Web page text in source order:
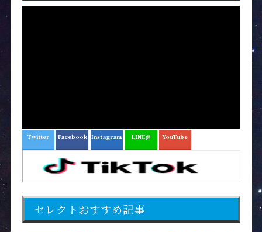
Twitter Facebook Instagram LINE@ YouTube
セレクトおすすめ記事